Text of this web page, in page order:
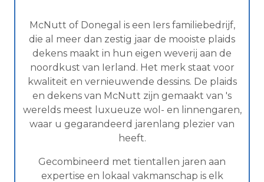
McNutt of Donegal is een Iers familiebedrijf,
die al meer dan zestig jaar de mooiste plaids
dekens maakt in hun eigen weverij aan de
noordkust van Ierland. Het merk staat voor
kwaliteit en vernieuwende dessins. De plaids
en dekens van McNutt zijn gemaakt van 's
werelds meest luxueuze wol- en linnengaren,
waar u gegarandeerd jarenlang plezier van
heeft.
Gecombineerd met tientallen jaren aan
expertise en lokaal vakmanschap is elk